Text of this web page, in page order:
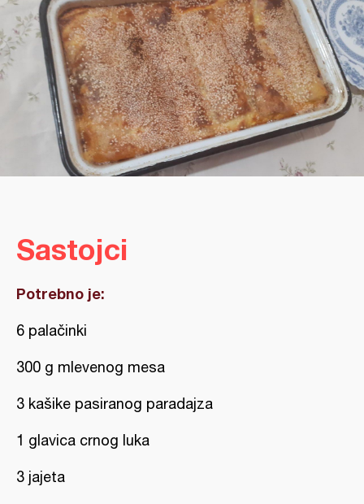
Sastojci
Potrebno je:
6 palačinki
300 g mlevenog mesa
3 kašike pasiranog paradajza
1 glavica crnog luka
3 jajeta